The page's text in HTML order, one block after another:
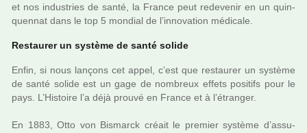
et nos indus­tries de santé, la France peut rede­ve­nir en un quin­
quen­nat dans le top 5 mon­dial de l’inno­va­tion médi­cale.
Restaurer un sys­tème de santé solide
Enfin, si nous lan­çons cet appel, c’est que res­tau­rer un sys­tème
de santé solide est un gage de nom­breux effets posi­tifs pour le
pays. L’Histoire l’a déjà prouvé en France et à l’étranger.
En 1883, Otto von Bismarck créait le pre­mier sys­tème d’assu­